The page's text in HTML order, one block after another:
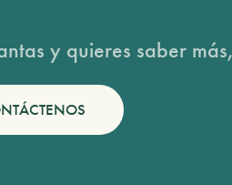
y quieres saber